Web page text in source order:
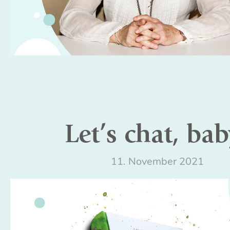
Let’s chat,
11. November 2021